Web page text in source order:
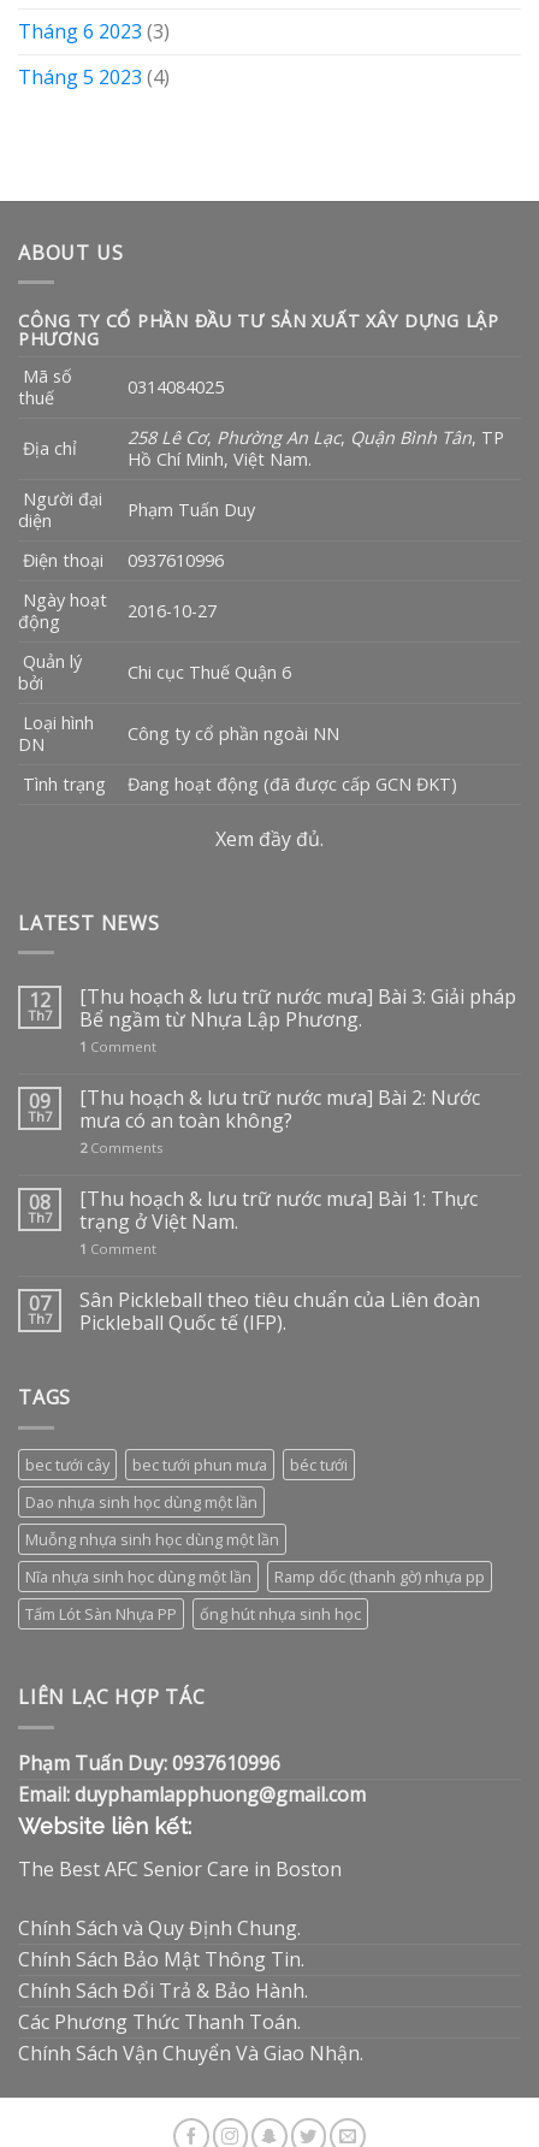
Tháng 6 2023 (3)
Tháng 5 2023 (4)
ABOUT US
CÔNG TY CỔ PHẦN ĐẦU TƯ SẢN XUẤT XÂY DỰNG LẬP
PHƯƠNG
Mã số
thuế
0314084025
Địa chỉ 258 Lê Cơ, Phường An Lạc, Quận Bình Tân, TP
Hồ Chí Minh, Việt Nam.
Người đại
diện
Phạm Tuấn Duy
Điện thoại
0937610996
Ngày hoạt
động
2016-10-27
Quản lý
bởi
Chi cục Thuế Quận 6
Loại hình
DN
Công ty cổ phần ngoài NN
Tình trạng Đang hoạt động (đã được cấp GCN ĐKT)
Xem đầy đủ.
LATEST NEWS
12
Th7
[Thu hoạch & lưu trữ nước mưa] Bài 3: Giải pháp
Bể ngầm từ Nhựa Lập Phương.
1 Comment
09
Th7
[Thu hoạch & lưu trữ nước mưa] Bài 2: Nước
mưa có an toàn không?
2Comments
08
Th7
[Thu hoạch & lưu trữ nước mưa] Bài 1: Thực
trạng ở Việt Nam.
1 Comment
07
Th7
Sân Pickleball theo tiêu chuẩn của Liên đoàn
Pickleball Quốc tế (IFP).
TAGS
bec tưới cây bec tưới phun mưa
béc tưới
Dao nhựa sinh học dùng một lần
Muỗng nhựa sinh học dùng một lần
Nĩa nhựa sinh học dùng một lần
Ramp dốc (thanh gờ) nhựa pp
Tấm Lót Sàn Nhựa PP
ống hút nhựa sinh học
LIÊN LẠC HỢP TÁC
Phạm Tuấn Duy: 0937610996
Email: duyphamlapphuong@gmail.com
Website liên kết:
The Best AFC Senior Care in Boston
Chính Sách và Quy Định Chung.
Chính Sách Bảo Mật Thông Tin.
Chính Sách Đổi Trả & Bảo Hành.
Các Phương Thức Thanh Toán.
Chính Sách Vận Chuyển Và Giao Nhận.